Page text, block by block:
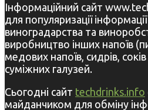
Інформаційний сайт
для популяризації
виноградарства та
виробництво інших напоїв
медових напоїв, сидрів,
суміжних галузей.
Сьогодні сайт techdrinks.info
майданчиком для обміну